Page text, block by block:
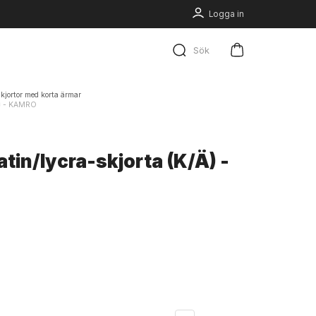
Logga in
Sök
med korta ärmar
KAMRO
lycra-skjorta (K/Ä) -